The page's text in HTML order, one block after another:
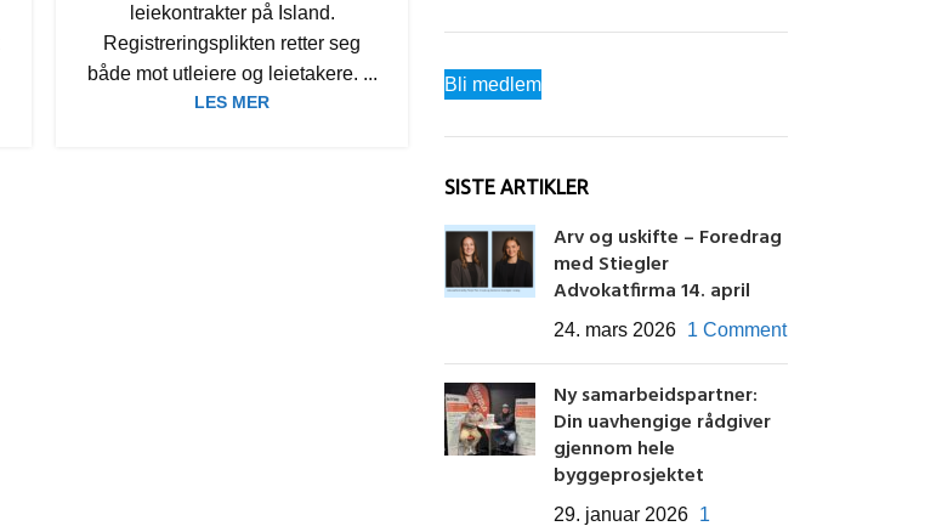
leiekontrakter på Island.
Registreringsplikten retter seg
både mot utleiere og leietakere. ...
LES MER
Bli medlem
SISTE ARTIKLER
Arv og uskifte – Foredrag
med Stiegler
Advokatfirma 14. april
24. mars 2026 1 Comment
Ny samarbeidspartner:
Din uavhengige rådgiver
gjennom hele
byggeprosjektet
29. januar 2026 1